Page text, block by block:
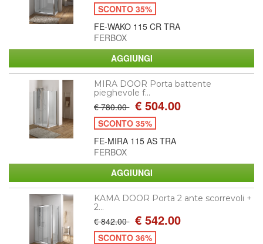
SCONTO 35%
FE-WAKO 115 CR TRA
FERBOX
MIRA DOOR Porta battente
pieghevole f...
€ 780.00 € 504.00
SCONTO 35%
FE-MIRA 115 AS TRA
FERBOX
KAMA DOOR Porta 2 ante scorrevoli +
2...
€ 842.00 € 542.00
SCONTO 36%